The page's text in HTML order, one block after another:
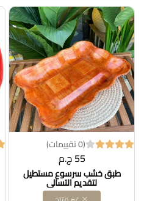
(0 تقييمات)
55 ج.م
طبق خشب سرسوع مستطيل
لتقديم التسالي